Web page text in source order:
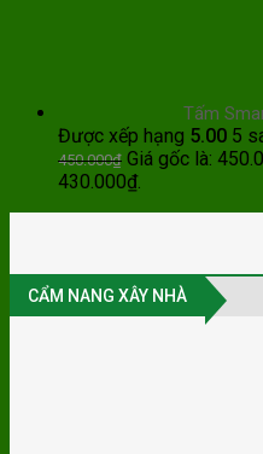
Tấm
Được xếp hạng 5.00 5
450.000₫ Giá gốc là:
430.000₫.
CẨM NANG XÂY NHÀ